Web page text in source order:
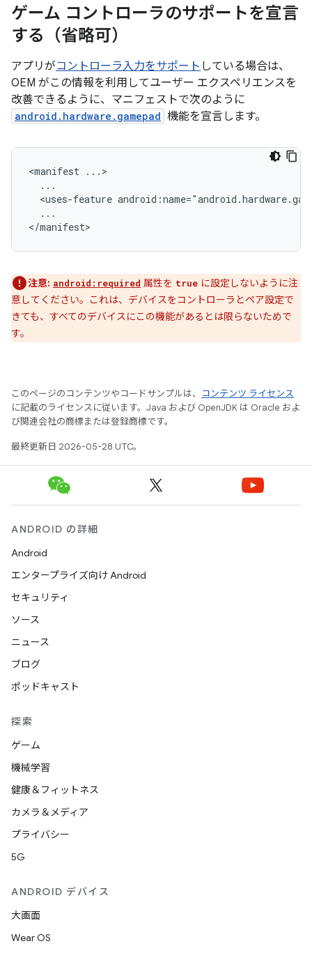
ゲーム コントローラのサポートを宣言
する（省略可）
アプリがコントローラ入力をサポート している場合は、
OEM がこの情報を利用してユーザー エクスペリエンスを
改善できるように、マニフェストで次のように
android.hardware.gamepad 機能を宣言します。
<manifest
<uses-feature
...
注意: android:required 属性を true に設定しないように注
意してください。これは、デバイスをコントローラとペア設定で
きても、すべてのデバイスにこの機能があるとは限らないためで
す。
このページのコンテンツやコードサンプルは、
コンテンツ ライセンス
に記載のライセンスに従います。Java および OpenJDK は Oracle およ
び関連会社の商標または登録商標です。
最終更新日 2026-05-28 UTC。
ANDROID の詳細
Android
エンタープライズ向け Android
セキュリティ
ソース
ニュース
ブログ
ポッドキャスト
探索
ゲーム
機械学習
健康＆フィットネス
カメラ＆メディア
プライバシー
5G
ANDROID デバイス
大画面
Wear OS